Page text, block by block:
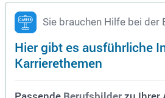
Sie brauchen Hilfe bei der
Hier gibt es ausführliche
Karrierethemen